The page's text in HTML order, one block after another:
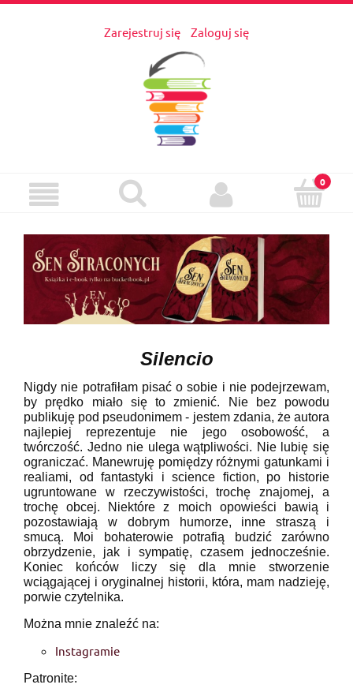
Zarejestruj się Zaloguj się
Silencio
Nigdy nie potrafiłam pisać o sobie i nie podejrzewam,
by prędko miało się to zmienić. Nie bez powodu
publikuję pod pseudonimem - jestem zdania, że autora
najlepiej reprezentuje nie jego osobowość, a
twórczość. Jedno nie ulega wątpliwości. Nie lubię się
ograniczać. Manewruję pomiędzy różnymi gatunkami i
realiami, od fantastyki i science fiction, po historie
ugruntowane w rzeczywistości, trochę znajomej, a
trochę obcej. Niektóre z moich opowieści bawią i
pozostawiają w dobrym humorze, inne straszą i
smucą. Moi bohaterowie potrafią budzić zarówno
obrzydzenie, jak i sympatię, czasem jednocześnie.
Koniec końców liczy się dla mnie stworzenie
wciągającej i oryginalnej historii, która, mam nadzieję,
porwie czytelnika.
Można mnie znaleźć na:
Instagramie
Patronite: